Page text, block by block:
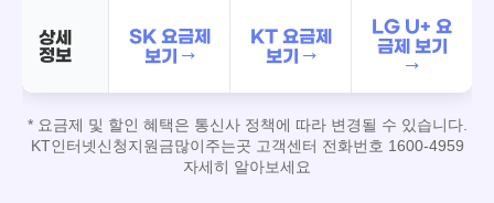
상세
정보
SK 요금제
보기 →
KT 요금제
보기 →
LG U+ 요
금제 보기
→
* 요금제 및 할인 혜택은 통신사 정책에 따라 변경될 수 있습니다.
KT인터넷신청지원금많이주는곳 고객센터 전화번호 1600-4959
자세히 알아보세요